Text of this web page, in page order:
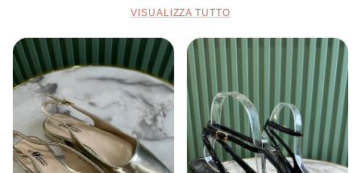
VISUALIZZA TUTTO